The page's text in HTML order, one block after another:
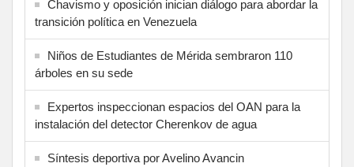
Chavismo y oposición inician diálogo para abordar la
transición política en Venezuela
Niños de Estudiantes de Mérida sembraron 110
árboles en su sede
Expertos inspeccionan espacios del OAN para la
instalación del detector Cherenkov de agua
Síntesis deportiva por Avelino Avancin